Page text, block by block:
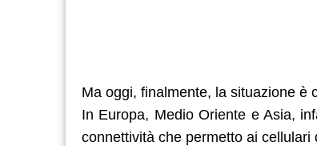
Ma oggi, finalmente, la situazione è
In Europa, Medio Oriente e Asia,
connettività che permetto ai cellulari